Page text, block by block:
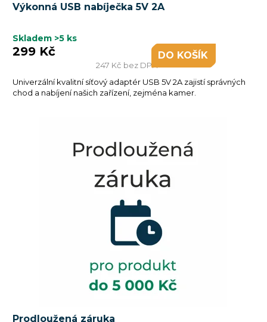
Výkonná USB nabíječka 5V 2A
Skladem >5 ks
247 Kč bez DPH
299 Kč DO KOŠÍKU
Univerzální kvalitní síťový adaptér USB 5V 2A zajistí správných
chod a nabíjení našich zařízení, zejména kamer.
Prodloužená záruka